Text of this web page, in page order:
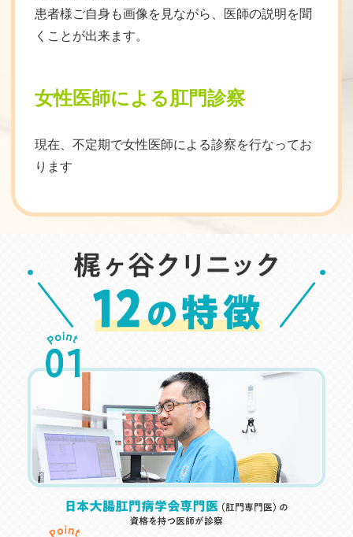
患者様ご自身も画像を見ながら、医師の説明を聞
くことが出来ます。
女性医師による肛門診察
現在、不定期で女性医師による診察を行なってお
ります